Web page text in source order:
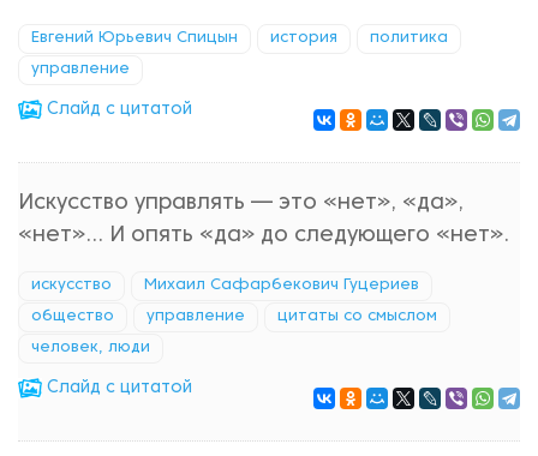
Евгений Юрьевич Спицын история политика
управление
Cлайд с цитатой
Искусство управлять — это «нет», «да»,
«нет»... И опять «да» до следующего «нет».
искусство Михаил Сафарбекович Гуцериев
общество управление цитаты со смыслом
человек, люди
Cлайд с цитатой